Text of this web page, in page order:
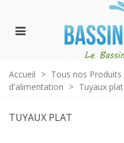
Accueil > Tous nos Produits
d'alimentation > Tuyaux plat
TUYAUX PLAT